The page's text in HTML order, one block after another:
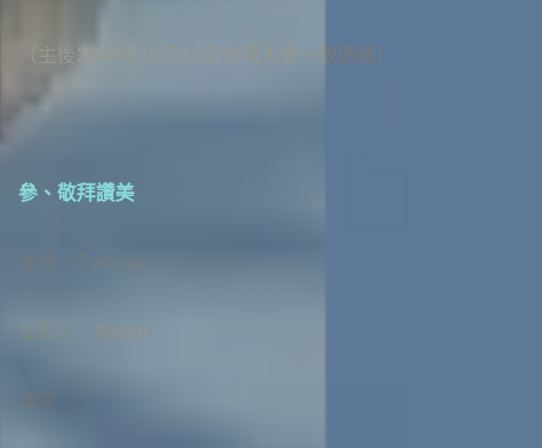
（主後2004年10月10日會員大會一致通過）
參、敬拜讚美
主領：Samuel
投影片：Momo
曲序：